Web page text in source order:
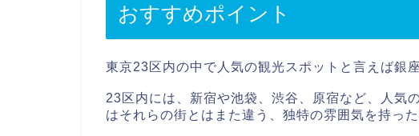
おすすめポイント
東京23区内の中で人気の観光スポットと言えば銀座
23区内には、新宿や池袋、渋谷、原宿など、人気
はそれらの街とはまた違う、独特の雰囲気を持っ